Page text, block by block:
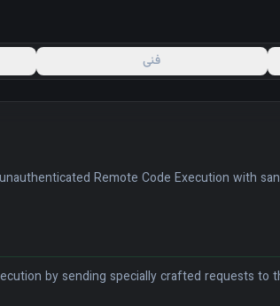
فنی
Remote Code Execution with
by sending specially crafted requests